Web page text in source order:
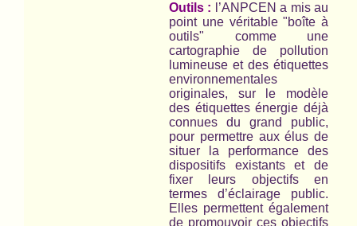
Outils :
l’ANPCEN a mis au
point une véritable "boîte à
outils" comme une
cartographie de pollution
lumineuse et des étiquettes
environnementales
originales, sur le modèle
des étiquettes énergie déjà
connues du grand public,
pour permettre aux élus de
situer la performance des
dispositifs existants et de
fixer leurs objectifs en
termes d’éclairage public.
Elles permettent également
de promouvoir ces objectifs